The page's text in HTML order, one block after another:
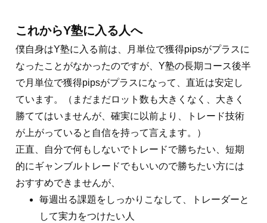
これからY塾に入る人へ
僕自身はY塾に入る前は、月単位で獲得pipsがプラスに
なったことがなかったのですが、Y塾の長期コース後半
で月単位で獲得pipsがプラスになって、直近は安定し
ています。（まだまだロット数も大きくなく、大きく
勝ててはいませんが、確実に以前より、トレード技術
が上がっていると自信を持って言えます。）
正直、自分で何もしないでトレードで勝ちたい、短期
的にギャンブルトレードでもいいので勝ちたい方には
おすすめできませんが、
毎週出る課題をしっかりこなして、トレーダーと
して実力をつけたい人